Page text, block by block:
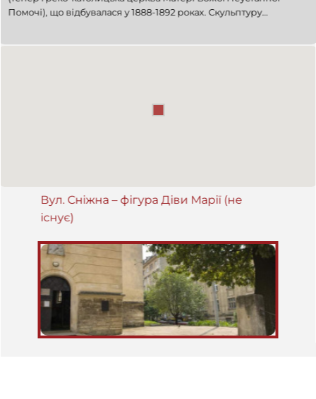
Помочі), що відбувалася у 1888-1892 роках. Скульптуру
Вул. Сніжна – фігура Діви Марії (не
існує)